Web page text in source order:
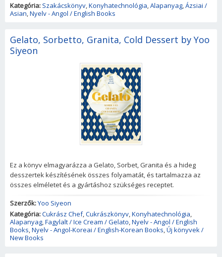
Kategória: Szakácskönyv,Konyhatechnológia,Alapanyag,Ázsiai /
Asian,Nyelv - Angol / English Books
Gelato, Sorbetto, Granita, Cold Dessert by Yoo
Siyeon
Ez a könyv elmagyarázza a Gelato, Sorbet, Granita és a hideg
desszertek készítésének összes folyamatát, és tartalmazza az
összes elméletet és a gyártáshoz szükséges receptet.
Szerzők:Yoo Siyeon
Kategória:Cukrász Chef,Cukrászkönyv,Konyhatechnológia,
Alapanyag,Fagylalt / Ice Cream / Gelato,Nyelv - Angol / English
Books,Nyelv - Angol-Koreai / English-Korean Books,Új könyvek /
New Books